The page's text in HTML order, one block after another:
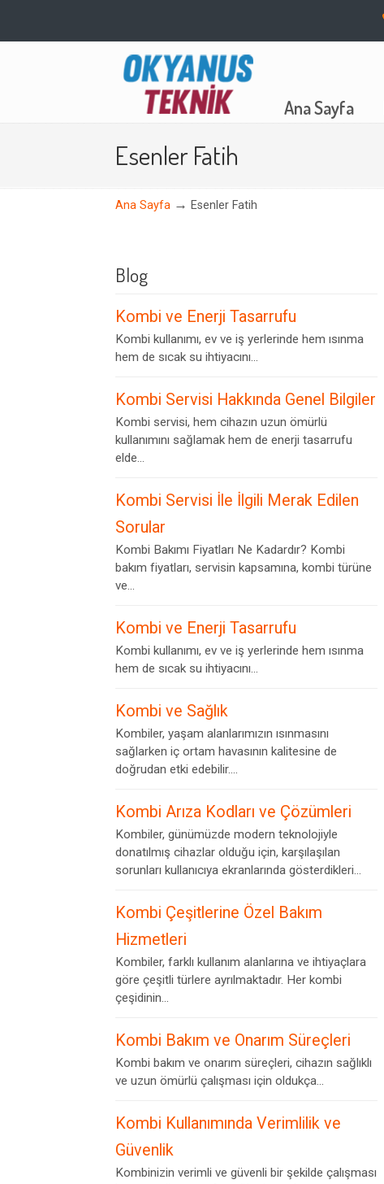
Ana Sayfa
Navigation
Esenler Fatih
Ana Sayfa → Esenler Fatih
Blog
Kombi ve Enerji Tasarrufu
Kombi kullanımı, ev ve iş yerlerinde hem ısınma
hem de sıcak su ihtiyacını...
Kombi Servisi Hakkında Genel Bilgiler
Kombi servisi, hem cihazın uzun ömürlü
kullanımını sağlamak hem de enerji tasarrufu
elde...
Kombi Servisi İle İlgili Merak Edilen
Sorular
Kombi Bakımı Fiyatları Ne Kadardır? Kombi
bakım fiyatları, servisin kapsamına, kombi türüne
ve...
Kombi ve Enerji Tasarrufu
Kombi kullanımı, ev ve iş yerlerinde hem ısınma
hem de sıcak su ihtiyacını...
Kombi ve Sağlık
Kombiler, yaşam alanlarımızın ısınmasını
sağlarken iç ortam havasının kalitesine de
doğrudan etki edebilir....
Kombi Arıza Kodları ve Çözümleri
Kombiler, günümüzde modern teknolojiyle
donatılmış cihazlar olduğu için, karşılaşılan
sorunları kullanıcıya ekranlarında gösterdikleri...
Kombi Çeşitlerine Özel Bakım
Hizmetleri
Kombiler, farklı kullanım alanlarına ve ihtiyaçlara
göre çeşitli türlere ayrılmaktadır. Her kombi
çeşidinin...
Kombi Bakım ve Onarım Süreçleri
Kombi bakım ve onarım süreçleri, cihazın sağlıklı
ve uzun ömürlü çalışması için oldukça...
Kombi Kullanımında Verimlilik ve
Güvenlik
Kombinizin verimli ve güvenli bir şekilde çalışması